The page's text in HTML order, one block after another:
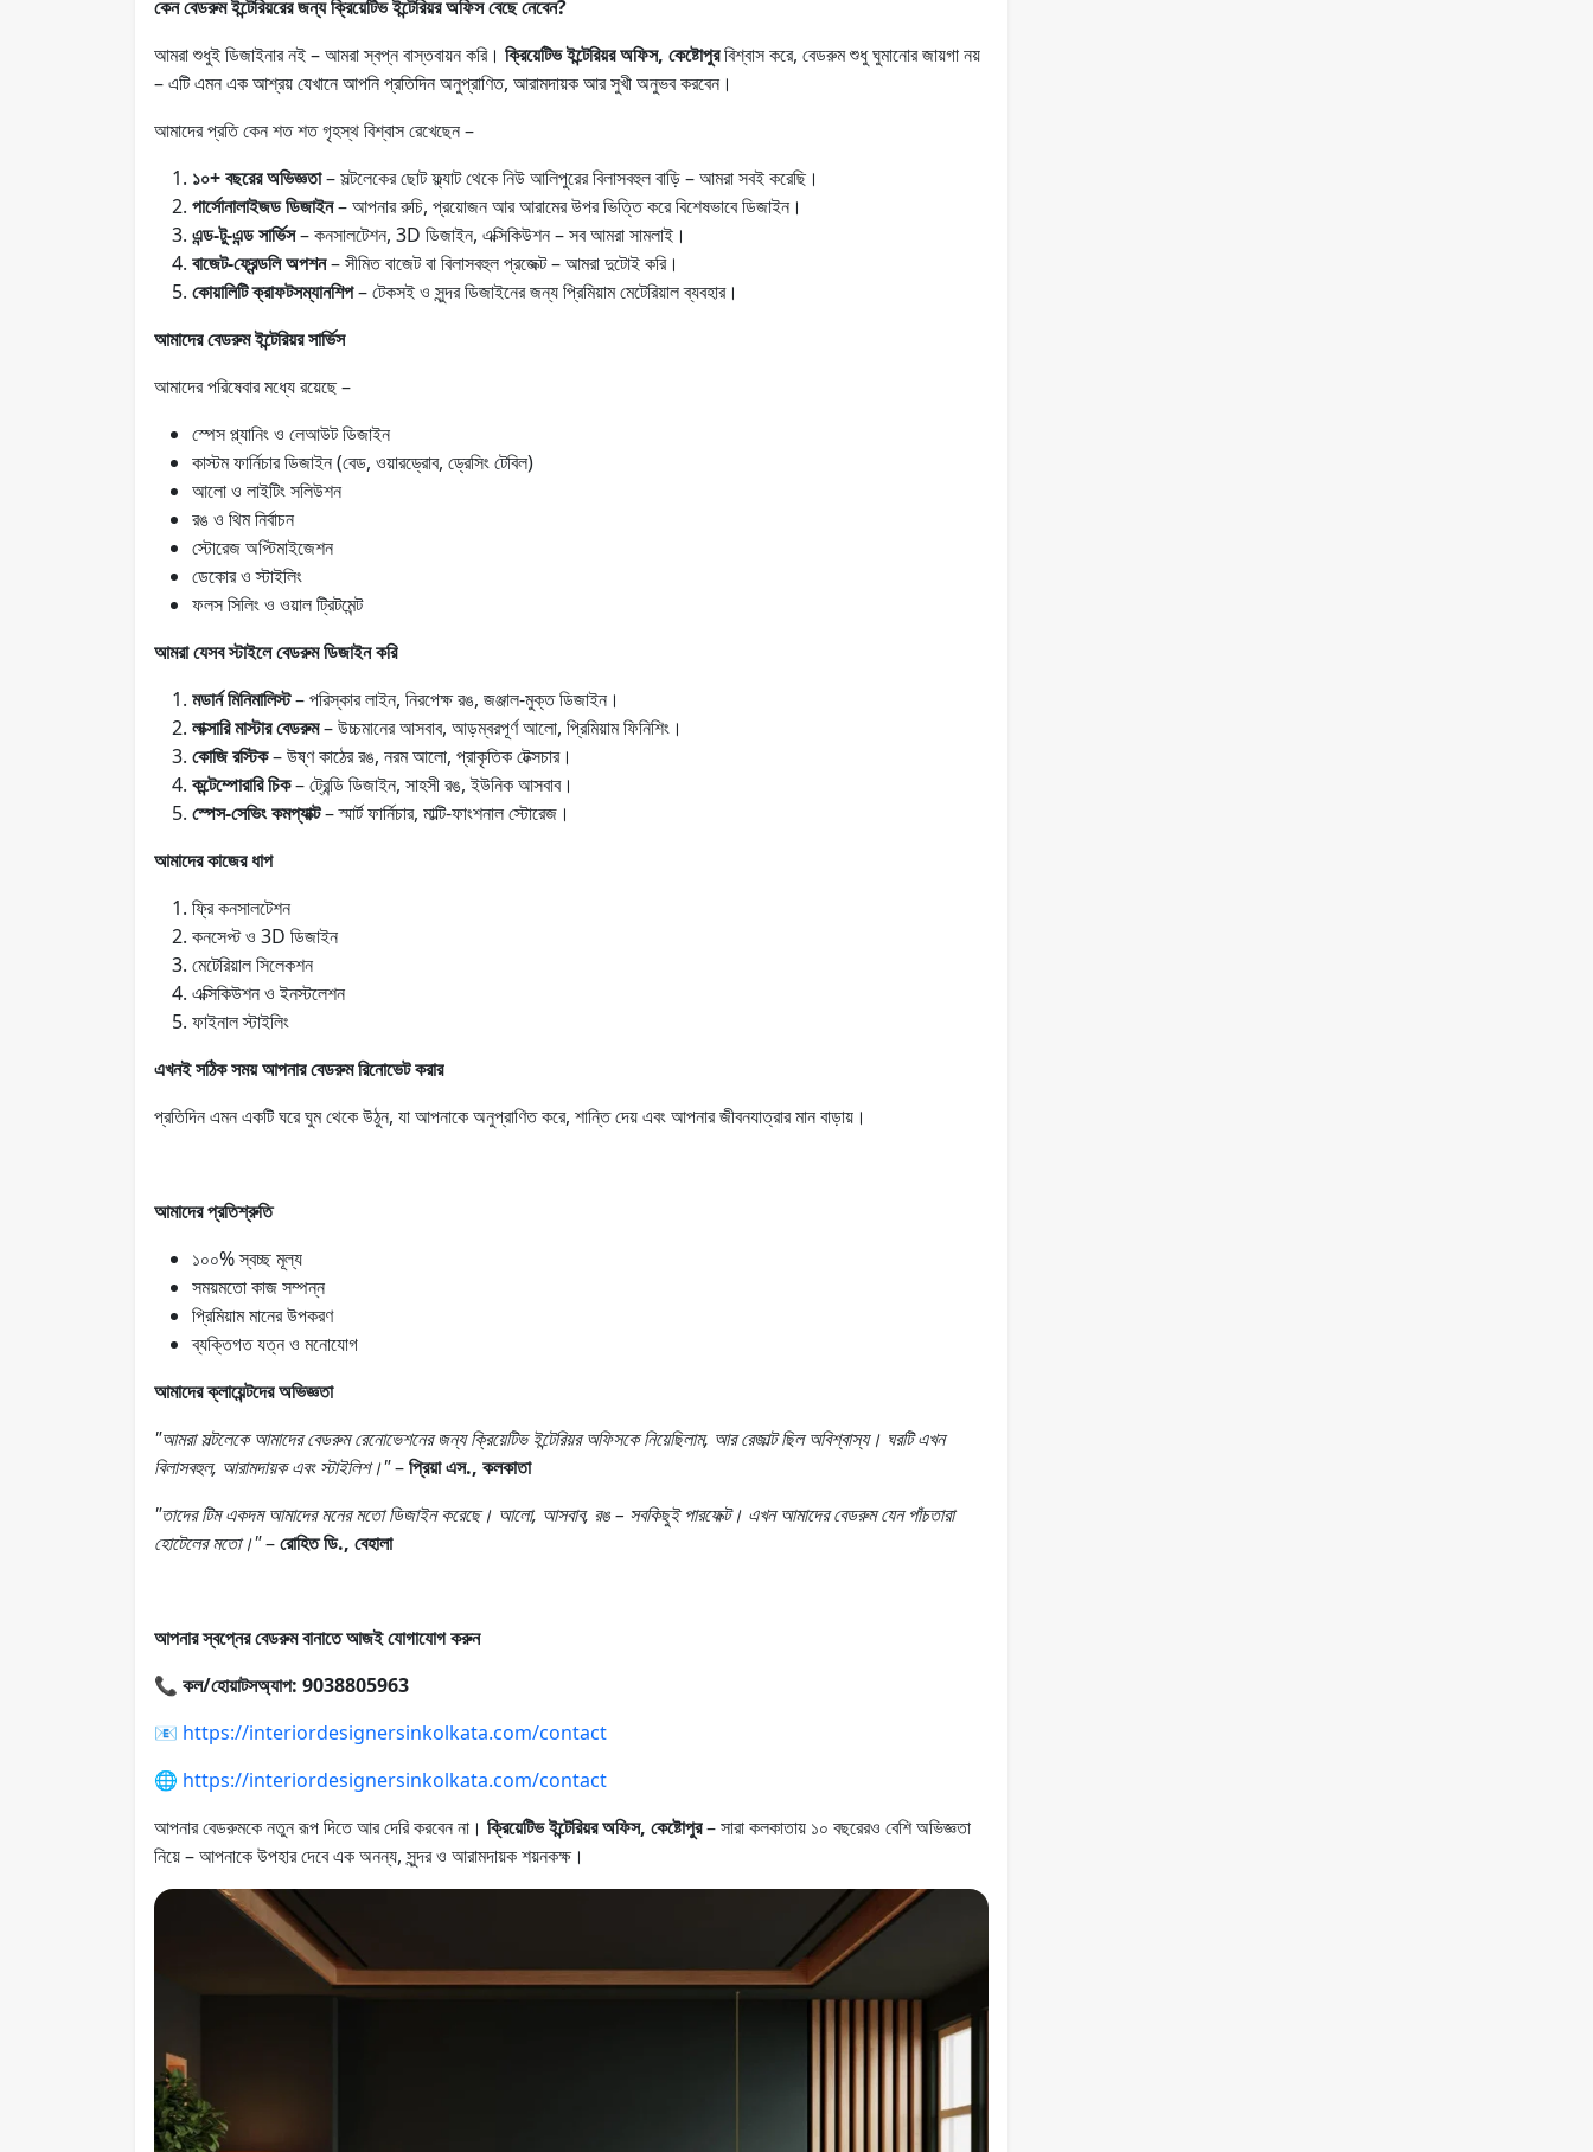
কেন বেডরুম ইন্টেরিয়রের জন্য ক্রিয়েটিভ ইন্টেরিয়র অফিস বেছে নেবেন?
আমরা শুধুই ডিজাইনার নই – আমরা স্বপ্ন বাস্তবায়ন করি। ক্রিয়েটিভ ইন্টেরিয়র অফিস, কেষ্টোপুরবিশ্বাস করে, বেডরুম শুধু ঘুমানোর জায়গা নয়
– এটি এমন এক আশ্রয় যেখানে আপনি প্রতিদিন অনুপ্রাণিত, আরামদায়ক আর সুখী অনুভব করবেন।
আমাদের প্রতি কেন শত শত গৃহস্থ বিশ্বাস রেখেছেন –
১০+ বছরের অভিজ্ঞতা– সল্টলেকের ছোট ফ্ল্যাট থেকে নিউ আলিপুরের বিলাসবহুল বাড়ি – আমরা সবই করেছি।
পার্সোনালাইজড ডিজাইন– আপনার রুচি, প্রয়োজন আর আরামের উপর ভিত্তি করে বিশেষভাবে ডিজাইন।
এন্ড-টু-এন্ড সার্ভিস– কনসালটেশন, 3D ডিজাইন, এক্সিকিউশন – সব আমরা সামলাই।
বাজেট-ফ্রেন্ডলি অপশন– সীমিত বাজেট বা বিলাসবহুল প্রজেক্ট – আমরা দুটোই করি।
কোয়ালিটি ক্রাফটসম্যানশিপ– টেকসই ও সুন্দর ডিজাইনের জন্য প্রিমিয়াম মেটেরিয়াল ব্যবহার।
আমাদের বেডরুম ইন্টেরিয়র সার্ভিস
আমাদের পরিষেবার মধ্যে রয়েছে –
স্পেস প্ল্যানিং ও লেআউট ডিজাইন
কাস্টম ফার্নিচার ডিজাইন (বেড, ওয়ারড্রোব, ড্রেসিং টেবিল)
আলো ও লাইটিং সলিউশন
রঙ ও থিম নির্বাচন
স্টোরেজ অপ্টিমাইজেশন
ডেকোর ও স্টাইলিং
ফলস সিলিং ও ওয়াল ট্রিটমেন্ট
আমরা যেসব স্টাইলে বেডরুম ডিজাইন করি
মডার্ন মিনিমালিস্ট– পরিস্কার লাইন, নিরপেক্ষ রঙ, জঞ্জাল-মুক্ত ডিজাইন।
লাক্সারি মাস্টার বেডরুম– উচ্চমানের আসবাব, আড়ম্বরপূর্ণ আলো, প্রিমিয়াম ফিনিশিং।
কোজি রস্টিক– উষ্ণ কাঠের রঙ, নরম আলো, প্রাকৃতিক টেক্সচার।
কন্টেম্পোরারি চিক– ট্রেন্ডি ডিজাইন, সাহসী রঙ, ইউনিক আসবাব।
স্পেস-সেভিং কমপ্যাক্ট– স্মার্ট ফার্নিচার, মাল্টি-ফাংশনাল স্টোরেজ।
আমাদের কাজের ধাপ
ফ্রি কনসালটেশন
কনসেপ্ট ও 3D ডিজাইন
মেটেরিয়াল সিলেকশন
এক্সিকিউশন ও ইনস্টলেশন
ফাইনাল স্টাইলিং
এখনই সঠিক সময় আপনার বেডরুম রিনোভেট করার
প্রতিদিন এমন একটি ঘরে ঘুম থেকে উঠুন, যা আপনাকে অনুপ্রাণিত করে, শান্তি দেয় এবং আপনার জীবনযাত্রার মান বাড়ায়।
আমাদের প্রতিশ্রুতি
১০০% স্বচ্ছ মূল্য
সময়মতো কাজ সম্পন্ন
প্রিমিয়াম মানের উপকরণ
ব্যক্তিগত যত্ন ও মনোযোগ
আমাদের ক্লায়েন্টদের অভিজ্ঞতা
"আমরা সল্টলেকে আমাদের বেডরুম রেনোভেশনের জন্য ক্রিয়েটিভ ইন্টেরিয়র অফিসকে নিয়েছিলাম, আর রেজাল্ট ছিল অবিশ্বাস্য। ঘরটি এখন
বিলাসবহুল, আরামদায়ক এবং স্টাইলিশ।"–প্রিয়া এস., কলকাতা
"তাদের টিম একদম আমাদের মনের মতো ডিজাইন করেছে। আলো, আসবাব, রঙ – সবকিছুই পারফেক্ট। এখন আমাদের বেডরুম যেন পাঁচতারা
হোটেলের মতো।"–রোহিত ডি., বেহালা
আপনার স্বপ্নের বেডরুম বানাতে আজই যোগাযোগ করুন
📞 কল/হোয়াটসঅ্যাপ: 9038805963
📧 https://interiordesignersinkolkata.com/contact
🌐 https://interiordesignersinkolkata.com/contact
আপনার বেডরুমকে নতুন রূপ দিতে আর দেরি করবেন না। ক্রিয়েটিভ ইন্টেরিয়র অফিস, কেষ্টোপুর– সারা কলকাতায় ১০ বছরেরও বেশি অভিজ্ঞতা
নিয়ে – আপনাকে উপহার দেবে এক অনন্য, সুন্দর ও আরামদায়ক শয়নকক্ষ।